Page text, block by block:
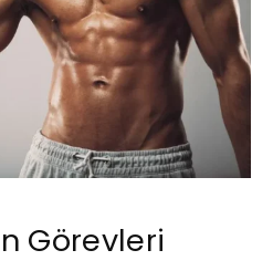
Görevleri